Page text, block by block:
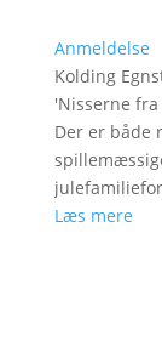
Anmeldelse
Kolding
'Nisserne
Der er både
Læs mere